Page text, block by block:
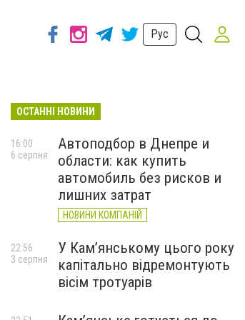
Рус
ОСТАННІ НОВИНИ
Автоподбор в Днепре и
области: как купить
автомобиль без рисков и
лишних затрат
НОВИНИ КОМПАНІЙ
16:00
6 серпня
У Кам’янському цього року
капітально відремонтують
вісім тротуарів
22:56
3 серпня